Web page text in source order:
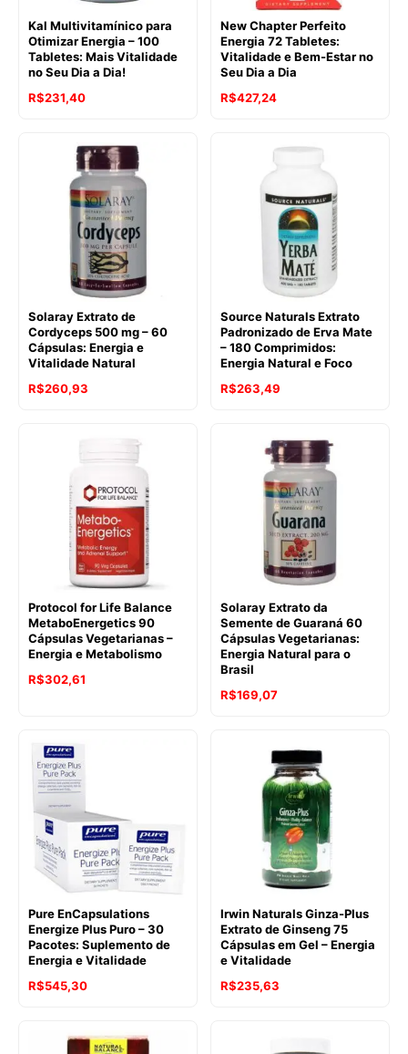
Kal Multivitamínico para
Otimizar Energia – 100
Tabletes: Mais Vitalidade
no Seu Dia a Dia!
R$231,40
New Chapter Perfeito
Energia 72 Tabletes:
Vitalidade e Bem-Estar no
Seu Dia a Dia
R$427,24
Solaray Extrato de
Cordyceps 500 mg – 60
Cápsulas: Energia e
Vitalidade Natural
R$260,93
Source Naturals Extrato
Padronizado de Erva Mate
– 180 Comprimidos:
Energia Natural e Foco
R$263,49
Protocol for Life Balance
MetaboEnergetics 90
Cápsulas Vegetarianas –
Energia e Metabolismo
R$302,61
Solaray Extrato da
Semente de Guaraná 60
Cápsulas Vegetarianas:
Energia Natural para o
Brasil
R$169,07
Pure EnCapsulations
Energize Plus Puro – 30
Pacotes: Suplemento de
Energia e Vitalidade
R$545,30
Irwin Naturals Ginza-Plus
Extrato de Ginseng 75
Cápsulas em Gel – Energia
e Vitalidade
R$235,63